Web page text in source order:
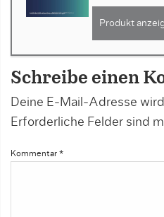
Produkt
Schreibe einen
Deine E-Mail-Adresse
Erforderliche Felder sind
Kommentar *